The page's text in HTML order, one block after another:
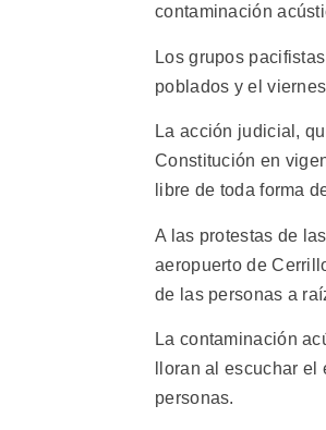
contaminación
Los grupos
poblados y el
La acción judicial,
Constitución en
libre de toda forma
A las protestas de
aeropuerto de
de las personas a
La contaminación
lloran al escuchar
personas.